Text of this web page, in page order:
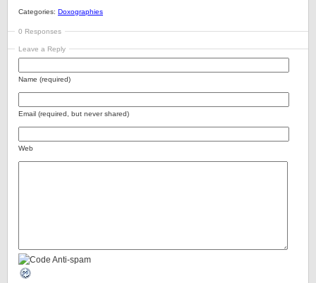
Categories: Doxographies
0 Responses
Leave a Reply
Name (required)
Email (required, but never shared)
Web